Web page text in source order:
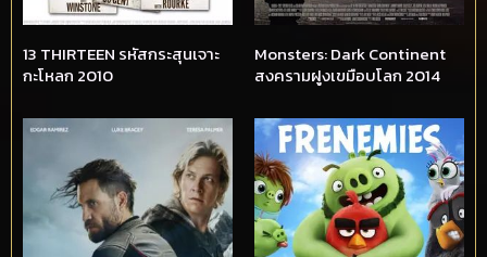
13 THIRTEEN รหัสกระสุนเจาะ
กะโหลก 2010
Monsters: Dark Continent
สงครามฝูงเขมือบโลก 2014